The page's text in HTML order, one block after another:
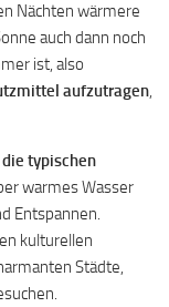
Nächten wärmere
auch dann noch
ist, also
aufzutragen,
typischen
warmes Wasser
Entspannen.
kulturellen
Städte,